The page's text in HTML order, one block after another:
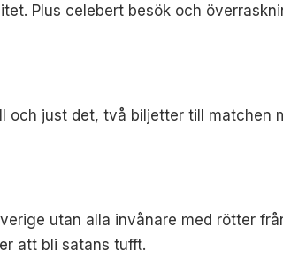
Plus celebert besök och
och just det, två biljetter till matchen
utan alla invånare med rötter
att bli satans tufft.